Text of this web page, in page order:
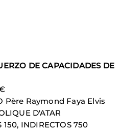
DE CAPACIDADES DE
Père Raymond Faya Elvis
D'ATAR
150, INDIRECTOS 750